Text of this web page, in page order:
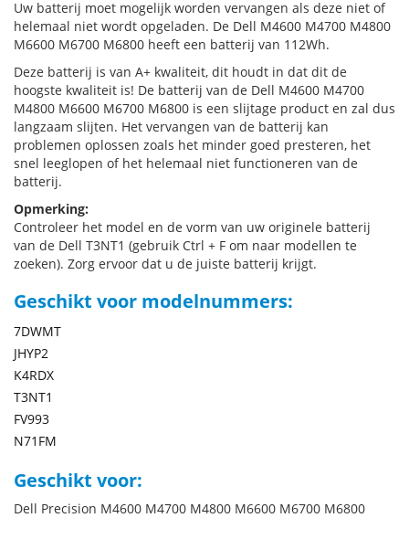
Uw batterij moet mogelijk worden vervangen als deze niet of
helemaal niet wordt opgeladen. De Dell M4600 M4700 M4800
M6600 M6700 M6800 heeft een batterij van 112Wh.
Deze batterij is van A+ kwaliteit, dit houdt in dat dit de
hoogste kwaliteit is! De batterij van de Dell M4600 M4700
M4800 M6600 M6700 M6800 is een slijtage product en zal dus
langzaam slijten. Het vervangen van de batterij kan
problemen oplossen zoals het minder goed presteren, het
snel leeglopen of het helemaal niet functioneren van de
batterij.
Opmerking:
Controleer het model en de vorm van uw originele batterij
van de Dell T3NT1 (gebruik Ctrl + F om naar modellen te
zoeken). Zorg ervoor dat u de juiste batterij krijgt.
Geschikt voor modelnummers:
7DWMT
JHYP2
K4RDX
T3NT1
FV993
N71FM
Geschikt voor:
Dell Precision M4600 M4700 M4800 M6600 M6700 M6800